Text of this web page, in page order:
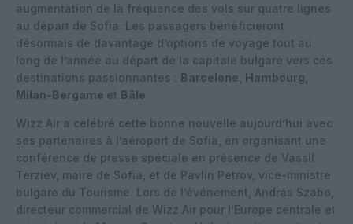
augmentation de la fréquence des vols sur quatre lignes
au départ de Sofia. Les passagers bénéficieront
désormais de davantage d’options de voyage tout au
long de l’année au départ de la capitale bulgare vers ces
destinations passionnantes : Barcelone, Hambourg,
Milan-Bergame et Bâle.
Wizz Air a célébré cette bonne nouvelle aujourd’hui avec
ses partenaires à l’aéroport de Sofia, en organisant une
conférence de presse spéciale en présence de Vassil
Terziev, maire de Sofia, et de Pavlin Petrov, vice-ministre
bulgare du Tourisme. Lors de l’événement, András Szabo,
directeur commercial de Wizz Air pour l’Europe centrale et